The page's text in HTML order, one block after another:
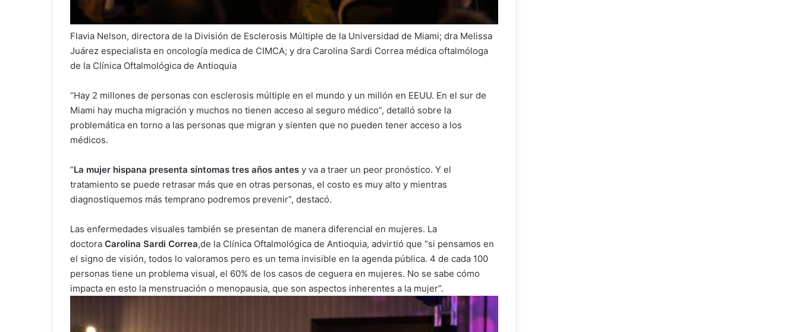
Flavia Nelson, directora de la División de Esclerosis Múltiple de la Universidad de Miami; dra Melissa
Juárez especialista en oncología medica de CIMCA; y dra Carolina Sardi Correa médica oftalmóloga
de la Clínica Oftalmológica de Antioquia
“Hay 2 millones de personas con esclerosis múltiple en el mundo y un millón en EEUU. En el sur de
Miami hay mucha migración y muchos no tienen acceso al seguro médico”, detalló sobre la
problemática en torno a las personas que migran y sienten que no pueden tener acceso a los
médicos.
“La mujer hispana presenta síntomas tres años antes y va a traer un peor pronóstico. Y el
tratamiento se puede retrasar más que en otras personas, el costo es muy alto y mientras
diagnostiquemos más temprano podremos prevenir”, destacó.
Las enfermedades visuales también se presentan de manera diferencial en mujeres. La
doctora Carolina Sardi Correa,de la Clínica Oftalmológica de Antioquia, advirtió que “si pensamos en
el signo de visión, todos lo valoramos pero es un tema invisible en la agenda pública. 4 de cada 100
personas tiene un problema visual, el 60% de los casos de ceguera en mujeres. No se sabe cómo
impacta en esto la menstruación o menopausia, que son aspectos inherentes a la mujer”.